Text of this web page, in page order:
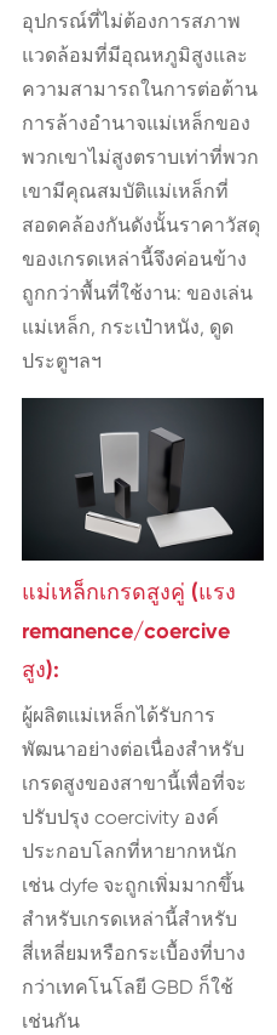
อุปกรณ์ที่ไม่ต้องการสภาพ
แวดล้อมที่มีอุณหภูมิสูงและ
ความสามารถในการต่อต้าน
การล้างอำนาจแม่เหล็กของ
พวกเขาไม่สูงตราบเท่าที่พวก
เขามีคุณสมบัติแม่เหล็กที่
สอดคล้องกันดังนั้นราคาวัสดุ
ของเกรดเหล่านี้จึงค่อนข้าง
ถูกกว่าพื้นที่ใช้งาน: ของเล่น
แม่เหล็ก, กระเป๋าหนัง, ดูด
ประตูฯลฯ
แม่เหล็กเกรดสูงคู่ (แรง
remanence/coercive
สูง):
ผู้ผลิตแม่เหล็กได้รับการ
พัฒนาอย่างต่อเนื่องสำหรับ
เกรดสูงของสาขานี้เพื่อที่จะ
ปรับปรุง coercivity องค์
ประกอบโลกที่หายากหนัก
เช่น dyfe จะถูกเพิ่มมากขึ้น
สำหรับเกรดเหล่านี้สำหรับ
สี่เหลี่ยมหรือกระเบื้องที่บาง
กว่าเทคโนโลยี GBD ก็ใช้
เช่นกัน